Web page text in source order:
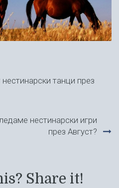
танци през
нестинарски игри
през Август?
Share it!